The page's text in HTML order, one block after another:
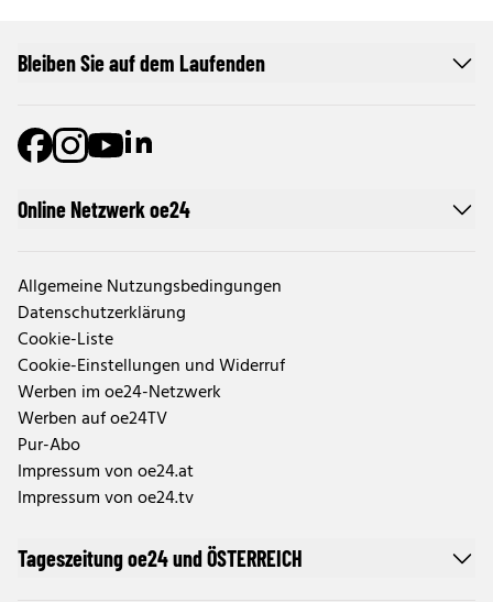
Online Netzwerk oe24
Allgemeine Nutzungsbedingungen
Datenschutzerklärung
Cookie-Liste
Cookie-Einstellungen und Widerruf
Werben im oe24-Netzwerk
Werben auf oe24TV
Pur-Abo
Impressum von oe24.at
Impressum von oe24.tv
Tageszeitung oe24 und ÖSTERREICH
Bleiben Sie auf dem Laufenden